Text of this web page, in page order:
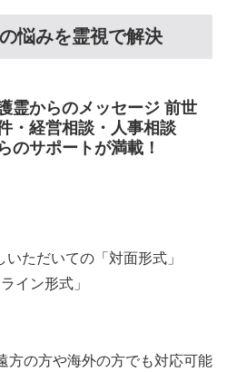
悩みを霊視で解決
霊からのメッセージ 前世
・経営相談・人事相談
のサポートが満載！
ただいての「対面形式」
イン形式」
方の方や海外の方でも対応可能